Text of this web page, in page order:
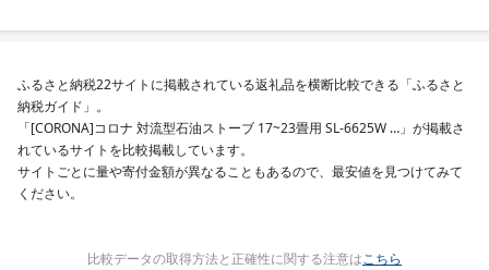
礼品 おかず おつまみ お
南 藤沢
ふるさと納税22サイトに掲載されている返礼品を横断比較できる「ふるさと
納税ガイド」。
「[CORONA]コロナ 対流型石油ストーブ 17~23畳用 SL-6625W …」が掲載さ
れているサイトを比較掲載しています。
サイトごとに量や寄付金額が異なることもあるので、最安値を見つけてみて
ください。
比較データの取得方法と正確性に関する注意はこちら